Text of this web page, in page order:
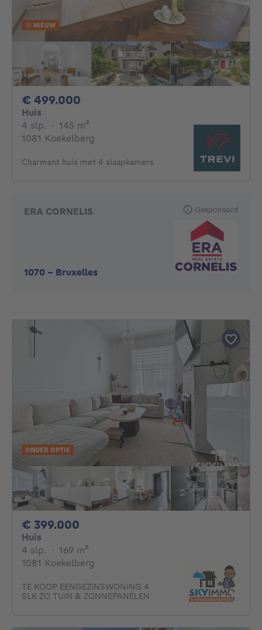
NIEUW
€ 499.000
Huis
4 slp. 4 slaapkamers
· 145 m²
1081 Koekelberg
Charmant huis met 4 slaapkamers
ERA CORNELIS
1070 - Bruxelles
Gesponsord
ONDER OPTIE
€ 399.000
Huis
4 slp. 4 slaapkamers
· 169 m²
1081 Koekelberg
TE KOOP EENGEZINSWONING 4
SLK ZO TUIN & ZONNEPANELEN